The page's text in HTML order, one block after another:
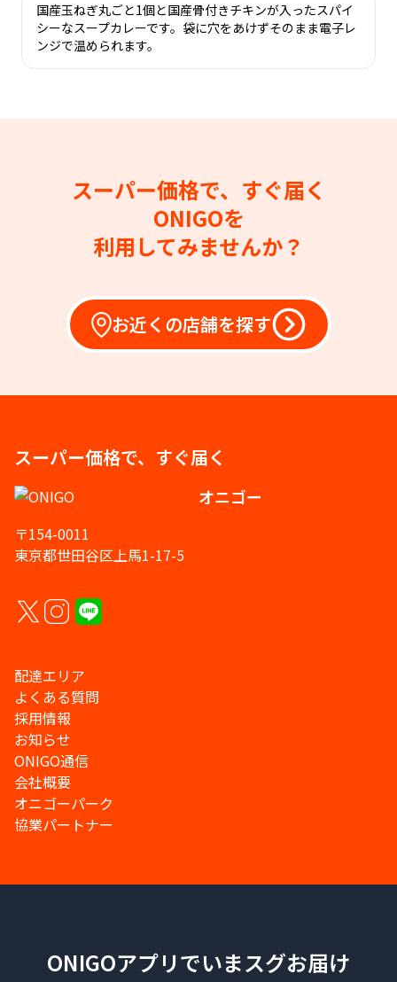
国産玉ねぎ丸ごと1個と国産骨付きチキンが入ったスパイ
シーなスープカレーです。袋に穴をあけずそのまま電子レ
ンジで温められます。
スーパー価格で、すぐ届く
ONIGOを
利用してみませんか？
お近くの店舗を探す
スーパー価格で、すぐ届く
オニゴー
〒154-0011
東京都世田谷区上馬1-17-5
配達エリア
よくある質問
採用情報
お知らせ
ONIGO通信
会社概要
オニゴーパーク
協業パートナー
ONIGOアプリでいまスグお届け